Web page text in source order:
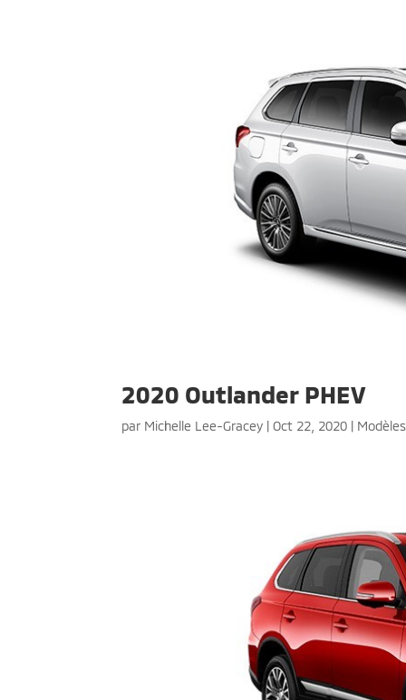
2020 Outlander PHEV
par Michelle Lee-Gracey |Oct 22, 2020 | Modèles